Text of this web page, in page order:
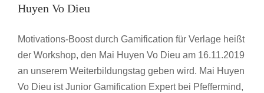
Huyen Vo Dieu
Motivations-Boost durch Gamification für Verlage heißt
der Workshop, den Mai Huyen Vo Dieu am 16.11.2019
an unserem Weiterbildungstag geben wird. Mai Huyen
Vo Dieu ist Junior Gamification Expert bei Pfeffermind,